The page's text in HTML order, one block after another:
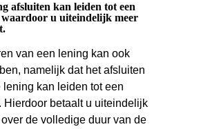
afsluiten kan leiden tot een
u uiteindelijk meer
van een lening kan ook
namelijk dat het afsluiten
kan leiden tot een
Hierdoor betaalt u uiteindelijk
de volledige duur van de